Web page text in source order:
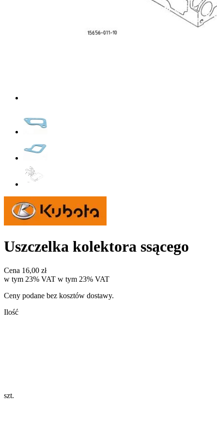
Uszczelka kolektora ssącego
Cena 16,00 zł
w tym 23% VAT w tym 23% VAT
Ceny podane bez kosztów dostawy.
Ilość
szt.